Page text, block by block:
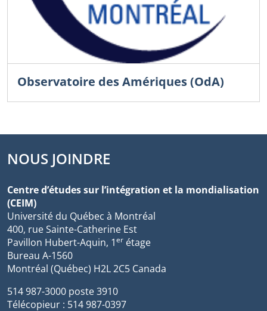
Observatoire des Amériques (OdA)
NOUS JOINDRE
Centre d’études sur l’intégration et la mondialisation
(CEIM)
Université du Québec à Montréal
400, rue Sainte-Catherine Est
Pavillon Hubert-Aquin, 1er étage
Bureau A-1560
Montréal (Québec) H2L 2C5 Canada
514 987-3000 poste 3910
Télécopieur : 514 987-0397